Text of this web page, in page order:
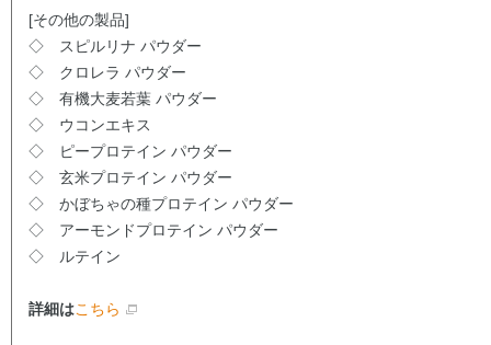
[その他の製品]
◇ スピルリナ パウダー
◇ クロレラ パウダー
◇ 有機大麦若葉 パウダー
◇ ウコンエキス
◇ ピープロテイン パウダー
◇ 玄米プロテイン パウダー
◇ かぼちゃの種プロテイン パウダー
◇ アーモンドプロテイン パウダー
◇ ルテイン
詳細はこちら